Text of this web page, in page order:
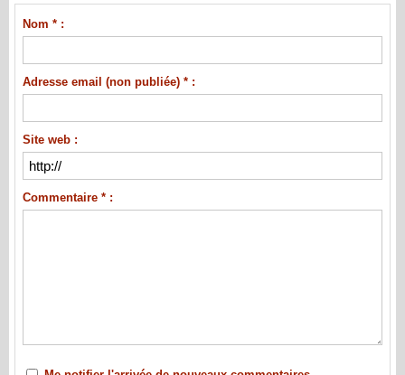
Nom * :
Adresse email (non publiée) * :
Site web :
Commentaire * :